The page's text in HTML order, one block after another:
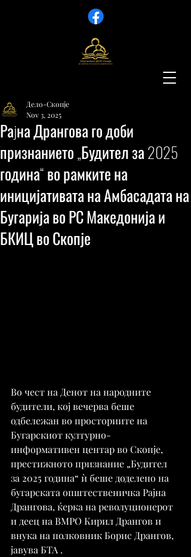
Раjна Дрангова го доби
признанието „Будител за 2025
година“ во рамките на
иницијативата на Амбасадата на
Бугарија во РС Македонија и
БКИЦ во Скопје
Дело-Скопје
Nov 3, 2025
Во чест на Денот на народните
будители, кој вечерва беше
одбележан во просториите на
Бугарскиот културно-
информативен центар во Скопје,
престижното признание „Будител
за 2025 година“ ѝ беше доделено на
бугарската општественичка Раjна
Дрангова, ќерка на револуционерот
и деец на ВМРО Кирил Дрангов и
внука на полковник Борис Дрангов,
јавува БТА .